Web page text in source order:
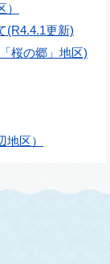
(R4.4.1更新)
桜の郷」地区)
区）